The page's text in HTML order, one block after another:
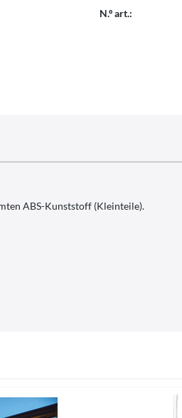
N.º art.:
ABS-Kunststoff (Kleinteile).